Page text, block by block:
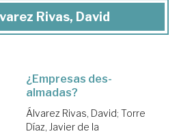
Rivas, David
¿Empresas des-
almadas?
Álvarez Rivas, David; Torre
Díaz, Javier de la